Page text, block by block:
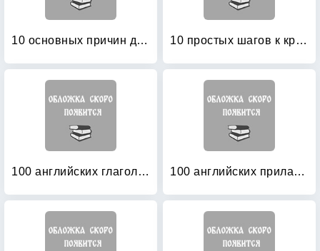
10 основных причин для изучения для иностранного языка (английский язык) 10 простых шагов к красивому и правильному письму
100 английских глаголов: 1000 фразеологизмов. Ключ к суперпамяти 100 английских прилагательных: 1000 фразеологизмов